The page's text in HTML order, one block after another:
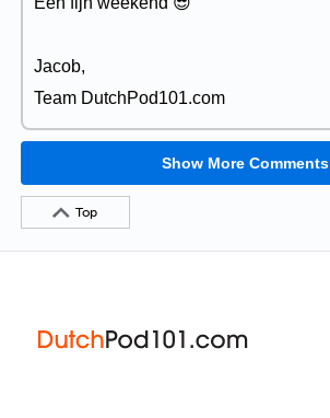
Jacob,
Team DutchPod101.com
Show More Comments
Top